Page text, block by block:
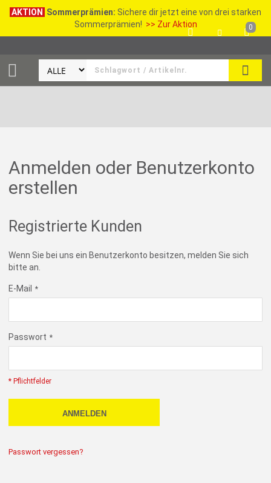
AKTION Sommerprämien: Sichere dir jetzt eine von drei starken
Sommerprämien! >> Zur Aktion 0
Anmelden oder Benutzerkonto
erstellen
Registrierte Kunden
Wenn Sie bei uns ein Benutzerkonto besitzen, melden Sie sich
bitte an.
E-Mail
Passwort
* Pflichtfelder
ANMELDEN
Passwort vergessen?